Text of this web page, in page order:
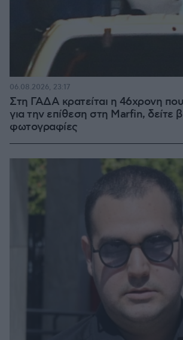
Στη ΓΑΔΑ κρατείται η 46χρονη που
για την επίθεση στη Marfin, δείτε
φωτογραφίες
06.08.2026, 23:17